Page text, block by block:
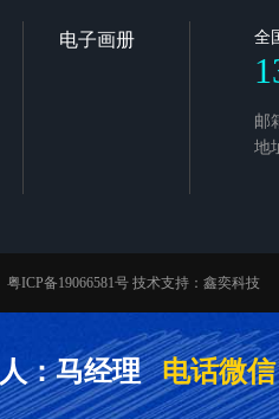
电子画册 全
邮
地
粤ICP备19066581号 技术支持： 鑫奕科技
：马经理 电话微信